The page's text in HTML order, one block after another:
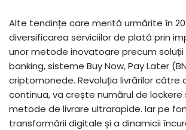
Alte tendințe care merită urmărite în
diversificarea serviciilor de plată prin
unor metode inovatoare precum
banking, sisteme Buy Now, Pay Later
criptomonede. Revoluția livrărilor către
continua, va crește numărul de lockere
metode de livrare ultrarapide. Iar pe
transformării digitale și a dinamicii